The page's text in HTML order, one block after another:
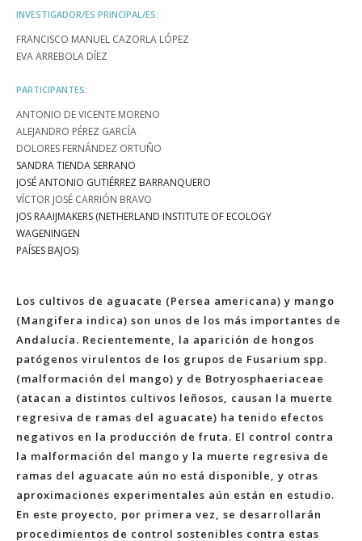
INVESTIGADOR/ES PRINCIPAL/ES:
FRANCISCO MANUEL CAZORLA LÓPEZ
EVA ARREBOLA DÍEZ
PARTICIPANTES:
ANTONIO DE VICENTE MORENO
ALEJANDRO PÉREZ GARCÍA
DOLORES FERNÁNDEZ ORTUÑO
SANDRA TIENDA SERRANO
JOSÉ ANTONIO GUTIÉRREZ BARRANQUERO
VÍCTOR JOSÉ CARRIÓN BRAVO
JOS RAAIJMAKERS (NETHERLAND INSTITUTE OF ECOLOGY
WAGENINGEN
PAÍSES BAJOS)
Los cultivos de aguacate (Persea americana) y mango
(Mangifera indica) son unos de los más importantes de
Andalucía. Recientemente, la aparición de hongos
patógenos virulentos de los grupos de Fusarium spp.
(malformación del mango) y de Botryosphaeriaceae
(atacan a distintos cultivos leñosos, causan la muerte
regresiva de ramas del aguacate) ha tenido efectos
negativos en la producción de fruta. El control contra
la malformación del mango y la muerte regresiva de
ramas del aguacate aún no está disponible, y otras
aproximaciones experimentales aún están en estudio.
En este proyecto, por primera vez, se desarrollarán
procedimientos de control sostenibles contra estas